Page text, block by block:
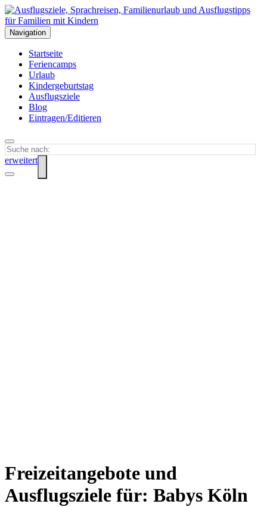
Navigation
Startseite
Feriencamps
Urlaub
Kindergeburtstag
Ausflugsziele
Blog
Eintragen/Editieren
erweitert
Freizeitangebote und
Ausflugsziele für: Babys Köln